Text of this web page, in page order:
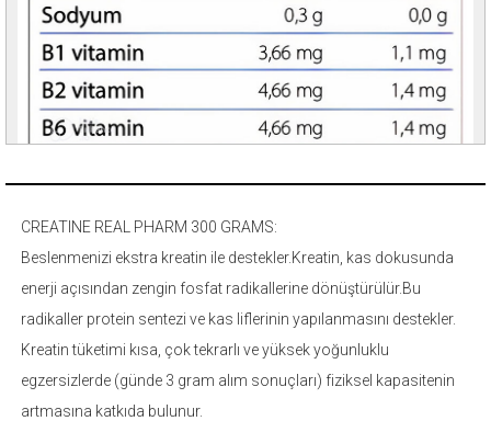
CREATINE REAL PHARM 300 GRAMS:
Beslenmenizi ekstra kreatin ile destekler.Kreatin, kas dokusunda
enerji açısından zengin fosfat radikallerine dönüştürülür.Bu
radikaller protein sentezi ve kas liflerinin yapılanmasını destekler.
Kreatin tüketimi kısa, çok tekrarlı ve yüksek yoğunluklu
egzersizlerde (günde 3 gram alım sonuçları) fiziksel kapasitenin
artmasına katkıda bulunur.